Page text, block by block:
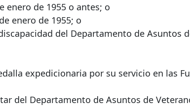
enero de 1955 o antes; o
enero de 1955; o
del Departamento de Asuntos
expedicionaria por su servicio en las
del Departamento de Asuntos de